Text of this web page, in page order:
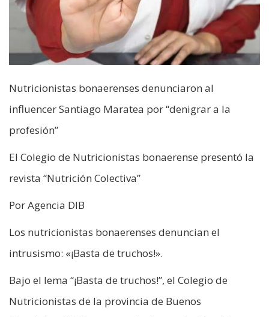
Nutricionistas bonaerenses denunciaron al
influencer Santiago Maratea por “denigrar a la
profesión”
El Colegio de Nutricionistas bonaerense presentó la
revista “Nutrición Colectiva”
Por Agencia DIB
Los nutricionistas bonaerenses denuncian el
intrusismo: «¡Basta de truchos!».
Bajo el lema “¡Basta de truchos!”, el Colegio de
Nutricionistas de la provincia de Buenos